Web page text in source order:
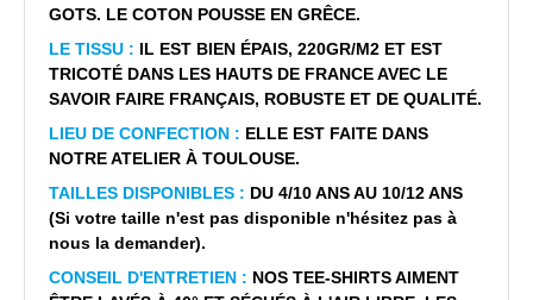
GOTS. LE COTON POUSSE EN GRÊCE.
LE TISSU : IL EST BIEN ÉPAIS, 220GR/M2 ET EST
TRICOTÉ DANS LES HAUTS DE FRANCE AVEC LE
SAVOIR FAIRE FRANÇAIS, ROBUSTE ET DE QUALITÉ.
LIEU DE CONFECTION : ELLE EST FAITE DANS
NOTRE ATELIER À TOULOUSE.
TAILLES DISPONIBLES : DU 4/10 ANS AU 10/12 ANS
(Si votre taille n'est pas disponible n'hésitez pas à
nous la demander).
CONSEIL D'ENTRETIEN : NOS TEE-SHIRTS AIMENT